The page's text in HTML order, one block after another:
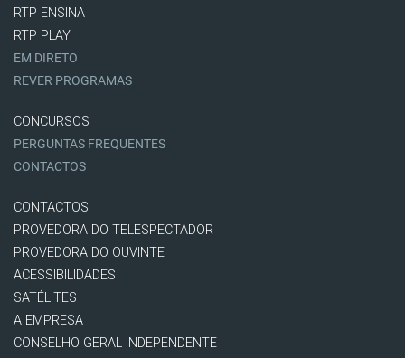
RTP ENSINA
RTP PLAY
EM DIRETO
REVER PROGRAMAS
CONCURSOS
PERGUNTAS FREQUENTES
CONTACTOS
CONTACTOS
PROVEDORA DO TELESPECTADOR
PROVEDORA DO OUVINTE
ACESSIBILIDADES
SATÉLITES
A EMPRESA
CONSELHO GERAL INDEPENDENTE